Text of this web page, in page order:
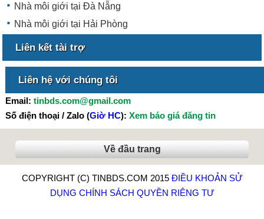
Nhà môi giới tại Đà Nẵng
Nhà môi giới tại Hải Phòng
Liên kết tài trợ
Liên hệ với chúng tôi
Email: tinbds.com@gmail.com
Số điện thoại / Zalo (Giờ HC): Xem báo giá đăng tin
Về đầu trang
COPYRIGHT (C) TINBDS.COM 2015 ĐIỀU KHOẢN SỬ
DỤNG CHÍNH SÁCH QUYỀN RIÊNG TƯ